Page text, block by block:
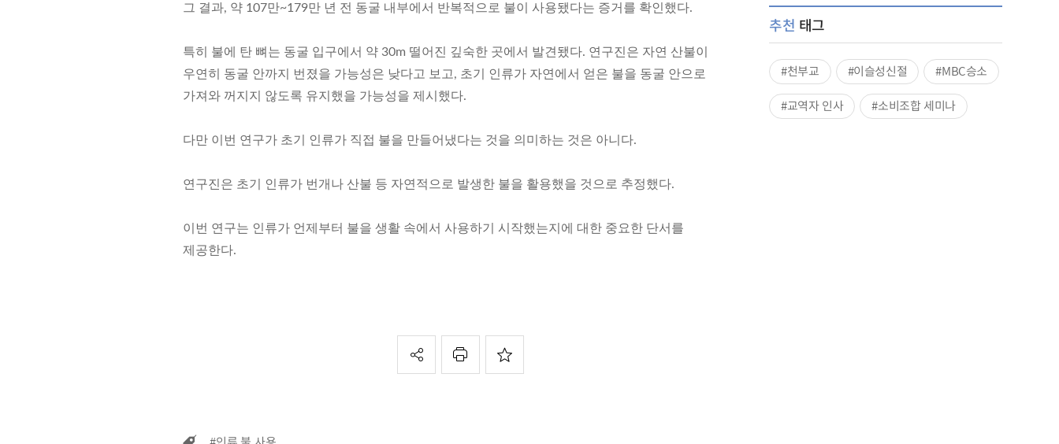
그 결과, 약 107만~179만 년 전 동굴 내부에서 반복적으로 불이 사용됐다는 증거를 확인했다.
특히 불에 탄 뼈는 동굴 입구에서 약 30m 떨어진 깊숙한 곳에서 발견됐다. 연구진은 자연 산불이
우연히 동굴 안까지 번졌을 가능성은 낮다고 보고, 초기 인류가 자연에서 얻은 불을 동굴 안으로
가져와 꺼지지 않도록 유지했을 가능성을 제시했다.
다만 이번 연구가 초기 인류가 직접 불을 만들어냈다는 것을 의미하는 것은 아니다.
연구진은 초기 인류가 번개나 산불 등 자연적으로 발생한 불을 활용했을 것으로 추정했다.
이번 연구는 인류가 언제부터 불을 생활 속에서 사용하기 시작했는지에 대한 중요한 단서를
제공한다.
추천 태그
#천부교 #이슬성신절
#MBC승소
#교역자 인사
#소비조합 세미나